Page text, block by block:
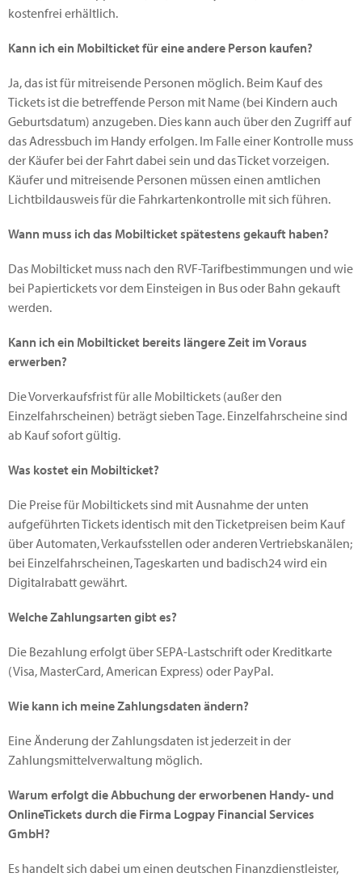
kostenfrei erhältlich.
Kann ich ein Mobilticket für eine andere Person kaufen?
Ja, das ist für mitreisende Personen möglich. Beim Kauf des
Tickets ist die betreffende Person mit Name (bei Kindern auch
Geburtsdatum) anzugeben. Dies kann auch über den Zugriff auf
das Adressbuch im Handy erfolgen. Im Falle einer Kontrolle muss
der Käufer bei der Fahrt dabei sein und das Ticket vorzeigen.
Käufer und mitreisende Personen müssen einen amtlichen
Lichtbildausweis für die Fahrkartenkontrolle mit sich führen.
Wann muss ich das Mobilticket spätestens gekauft haben?
Das Mobilticket muss nach den RVF-Tarifbestimmungen und wie
bei Papiertickets vor dem Einsteigen in Bus oder Bahn gekauft
werden.
Kann ich ein Mobilticket bereits längere Zeit im Voraus
erwerben?
Die Vorverkaufsfrist für alle Mobiltickets (außer den
Einzelfahrscheinen) beträgt sieben Tage. Einzelfahrscheine sind
ab Kauf sofort gültig.
Was kostet ein Mobilticket?
Die Preise für Mobiltickets sind mit Ausnahme der unten
aufgeführten Tickets identisch mit den Ticketpreisen beim Kauf
über Automaten, Verkaufsstellen oder anderen Vertriebskanälen;
bei Einzelfahrscheinen, Tageskarten und badisch24 wird ein
Digitalrabatt gewährt.
Welche Zahlungsarten gibt es?
Die Bezahlung erfolgt über SEPA-Lastschrift oder Kreditkarte
(Visa, MasterCard, American Express) oder PayPal.
Wie kann ich meine Zahlungsdaten ändern?
Eine Änderung der Zahlungsdaten ist jederzeit in der
Zahlungsmittelverwaltung möglich.
Warum erfolgt die Abbuchung der erworbenen Handy- und
OnlineTickets durch die Firma Logpay Financial Services
GmbH?
Es handelt sich dabei um einen deutschen Finanzdienstleister,